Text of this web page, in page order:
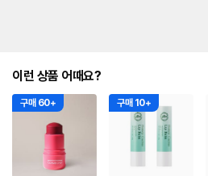
이런 상품 어때요?
구매 60+ 구매 10+